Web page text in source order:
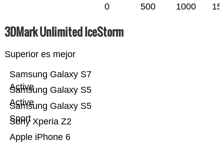
0 500 1000
3DMark Unlimited IceStorm
Superior es mejor
Apple iPhone 6
Sony Xperia Z2
Samsung Galaxy S5
Sport
Samsung Galaxy S5
Active
Samsung Galaxy S7
Active